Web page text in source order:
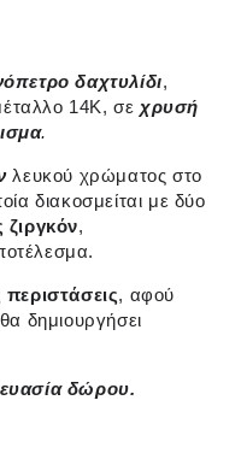
δαχτυλίδι,
14Κ, σε χρυσή
.
λευκού χρώματος στο
διακοσμείται με δύο
ζιργκόν,
, αφού
δημιουργήσει
δώρου.